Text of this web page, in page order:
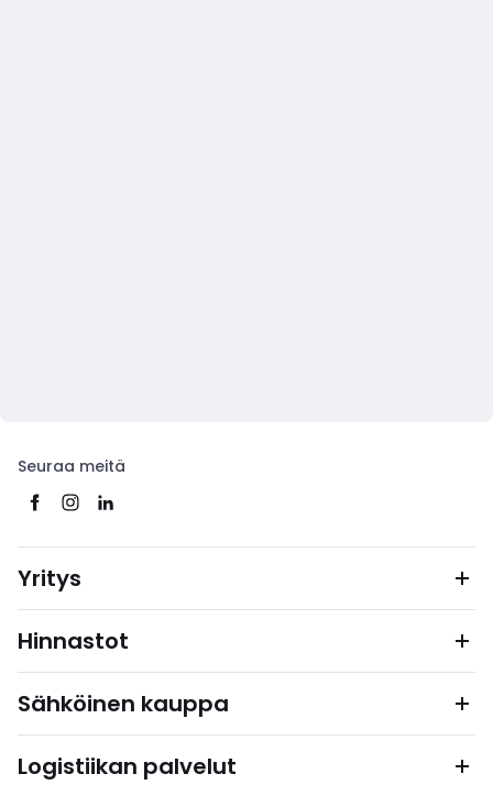
Seuraa meitä
Yritys
Hinnastot
Sähköinen kauppa
Logistiikan palvelut